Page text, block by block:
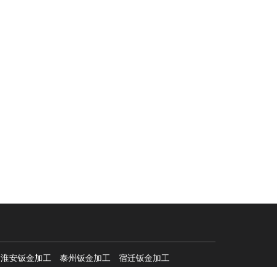
淮安钣金加工 泰州钣金加工
宿迁钣金加工